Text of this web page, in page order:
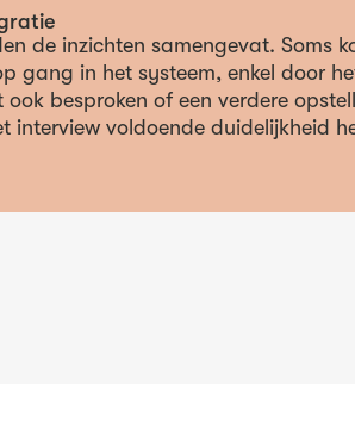
de inzichten samengevat. Soms
gang in het systeem, enkel door
ook besproken of een verdere
interview voldoende duidelijkheid